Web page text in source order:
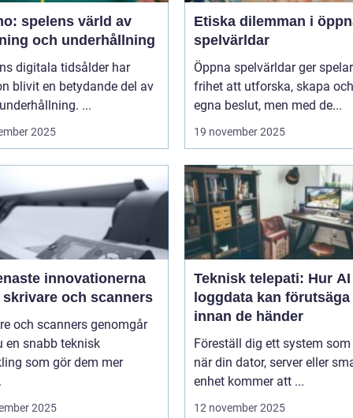
spelens värld av
och underhållning
digitala tidsålder har
blivit en betydande del av
...
2025
Etiska dilemman i
spelvärldar
Öppna spelvärldar ger
frihet att utforska, skapa
egna beslut, men med de...
19 november 2025
innovationerna
och scanners
och scanners genomgår
en snabb teknisk
som gör dem mer
2025
Teknisk telepati: Hur
loggdata kan
innan de händer
Föreställ dig ett system som
när din dator, server eller
enhet kommer att ...
12 november 2025